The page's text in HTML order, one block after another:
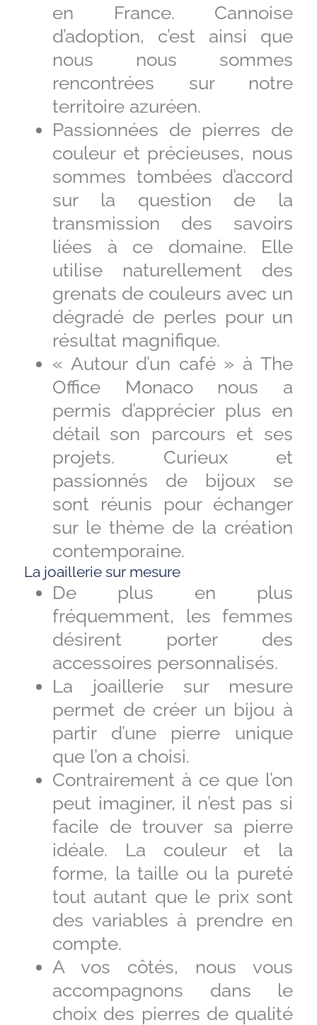
en France. Cannoise
d’adoption, c’est ainsi que
nous nous sommes
rencontrées sur notre
territoire azuréen.
Passionnées de pierres de
couleur et précieuses, nous
sommes tombées d’accord
sur la question de la
transmission des savoirs
liées à ce domaine. Elle
utilise naturellement des
grenats de couleurs avec un
dégradé de perles pour un
résultat magnifique.
« Autour d’un café » à The
Office Monaco nous a
permis d’apprécier plus en
détail son parcours et ses
projets. Curieux et
passionnés de bijoux se
sont réunis pour échanger
sur le thème de la création
contemporaine.
La joaillerie sur mesure
De plus en plus
fréquemment, les femmes
désirent porter des
accessoires personnalisés.
La joaillerie sur mesure
permet de créer un bijou à
partir d’une pierre unique
que l’on a choisi.
Contrairement à ce que l’on
peut imaginer, il n’est pas si
facile de trouver sa pierre
idéale. La couleur et la
forme, la taille ou la pureté
tout autant que le prix sont
des variables à prendre en
compte.
A vos côtés, nous vous
accompagnons dans le
choix des pierres de qualité